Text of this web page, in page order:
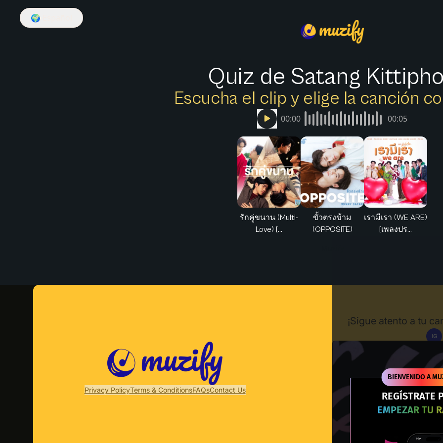
BIENVENIDO A
REGÍSTRATE
EMPEZAR TU
🌍
Quiz de Satang
Escucha el clip y elige la canción
00:00 00:05
รักคู่ขนาน (Multi-
Love) [...
ขั้วตรงข้าม
(OPPOSITE)
เรามีเรา (WE ARE)
[เพลงปร...
Privacy PolicyTerms & ConditionsFAQsContact Us
¡Sigue atento a tu
IG